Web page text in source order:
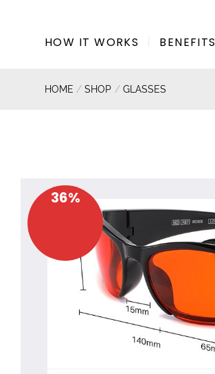
HOW IT WORKS BENEFITS
HOME / SHOP / GLASSES